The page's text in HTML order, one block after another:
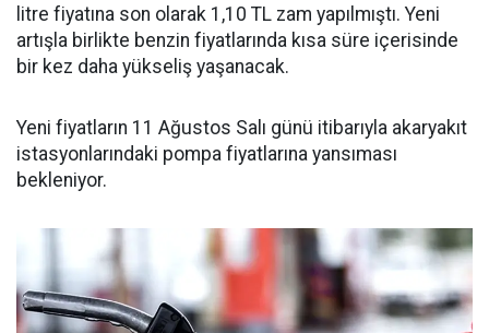
litre fiyatına son olarak 1,10 TL zam yapılmıştı. Yeni
artışla birlikte benzin fiyatlarında kısa süre içerisinde
bir kez daha yükseliş yaşanacak.
Yeni fiyatların 11 Ağustos Salı günü itibarıyla akaryakıt
istasyonlarındaki pompa fiyatlarına yansıması
bekleniyor.